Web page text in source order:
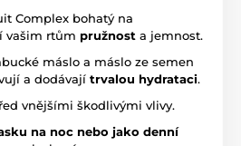
Complex bohatý na
vašim rtům pružnost a jemnost.
máslo a máslo ze semen
a dodávají trvalou hydrataci.
vnějšími škodlivými vlivy.
na noc nebo jako denní